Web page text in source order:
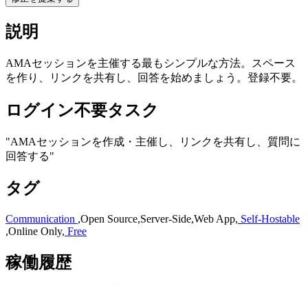
説明
AMAセッションを主催する最もシンプルな方法。スペース
を作り、リンクを共有し、回答を始めましょう。登録不要。
ログイン不要タスク
"AMAセッションを作成・主催し、リンクを共有し、質問に
回答する"
タグ
Communication ,Open Source,Server-Side,Web App, Self-Hostable
,Online Only, Free
稼働履歴